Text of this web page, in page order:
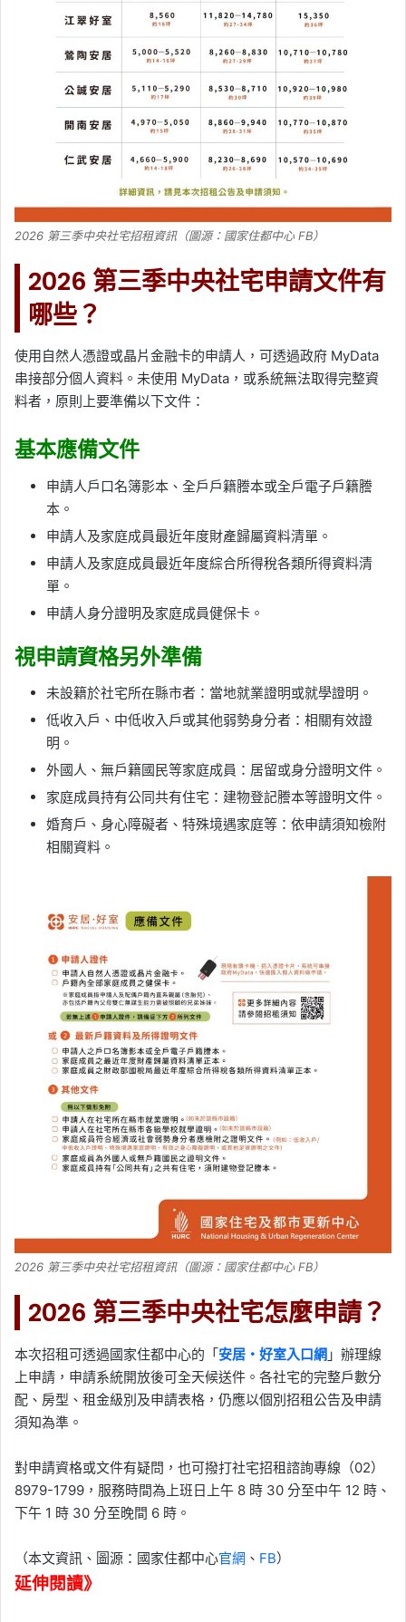
2026 第三季中央社宅招租資訊（圖源：國家住都中心 FB）
2026 第三季中央社宅申請文件有
哪些？
使用自然人憑證或晶片金融卡的申請人，可透過政府 MyData
串接部分個人資料。未使用 MyData，或系統無法取得完整資
料者，原則上要準備以下文件：
基本應備文件
申請人戶口名簿影本、全戶戶籍謄本或全戶電子戶籍謄
本。
申請人及家庭成員最近年度財產歸屬資料清單。
申請人及家庭成員最近年度綜合所得稅各類所得資料清
單。
申請人身分證明及家庭成員健保卡。
視申請資格另外準備
未設籍於社宅所在縣市者：當地就業證明或就學證明。
低收入戶、中低收入戶或其他弱勢身分者：相關有效證
明。
外國人、無戶籍國民等家庭成員：居留或身分證明文件。
家庭成員持有公同共有住宅：建物登記謄本等證明文件。
婚育戶、身心障礙者、特殊境遇家庭等：依申請須知檢附
相關資料。
2026 第三季中央社宅招租資訊（圖源：國家住都中心 FB）
2026 第三季中央社宅怎麼申請？
本次招租可透過國家住都中心的「安居・好室入口網 」辦理線
上申請，申請系統開放後可全天候送件。各社宅的完整戶數分
配、房型、租金級別及申請表格，仍應以個別招租公告及申請
須知為準。
對申請資格或文件有疑問，也可撥打社宅招租諮詢專線（02）
8979-1799，服務時間為上班日上午 8 時 30 分至中午 12 時、
下午 1 時 30 分至晚間 6 時。
（本文資訊、圖源：國家住都中心官網 、 FB）
延伸閱讀》